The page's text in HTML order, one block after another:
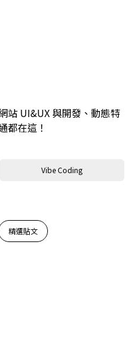
站 UI&UX 與開發、動態特
都在這！
Vibe Coding
精選貼文